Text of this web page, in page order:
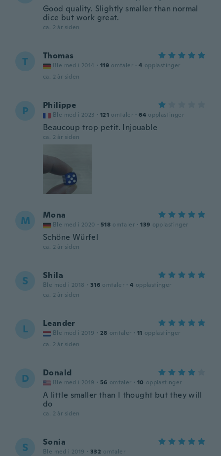
Good quality. Slightly smaller than normal
dice but work great.
ca. 2 år siden
T Thomas
Ble med i 2014 · 119 omtaler · 4 opplastinger
ca. 2 år siden
P Philippe
Ble med i 2023 · 121 omtaler · 64 opplastinger
Beaucoup trop petit. Injouable
ca. 2 år siden
M Mona
Ble med i 2020 · 518 omtaler · 139 opplastinger
Schöne Würfel
ca. 2 år siden
S Shila
Ble med i 2018 · 316 omtaler · 4 opplastinger
ca. 2 år siden
L Leander
Ble med i 2019 · 28 omtaler · 11 opplastinger
ca. 2 år siden
D Donald
Ble med i 2019 · 56 omtaler · 10 opplastinger
A little smaller than I thought but they will
do
ca. 2 år siden
S Sonia
Ble med i 2019 · 332 omtaler